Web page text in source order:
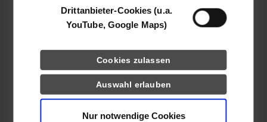
Drittanbieter-Cookies (u.a.
YouTube, Google Maps)
Cookies zulassen
Auswahl erlauben
Nur notwendige Cookies
Kornwestheim
https://www.ww-ag.com
Jaqueline Baumann
jaqueline.baumann@ww-ag.com